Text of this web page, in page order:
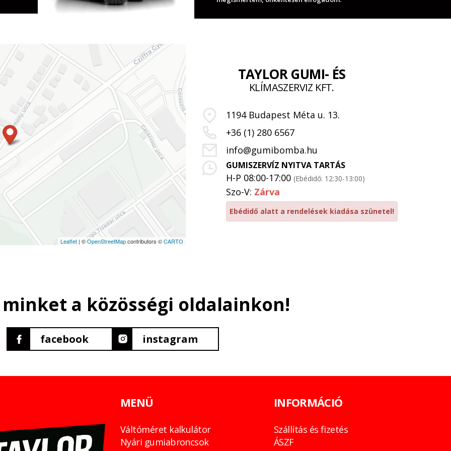
Leaflet | ©OpenStreetMapcontributors ©CARTO
TAYLOR GUMI- ÉS
KLÍMASZERVIZ KFT.
1194 Budapest Méta u. 13.
+36 (1) 280 6567
info@gumibomba.hu
GUMISZERVÍZ NYITVA TARTÁS
H-P 08:00-17:00 (Ebédidő: 12:30-13:00)
Szo-V: Zárva
Ebédidő alatt a rendelések kiadása szünetel!
minket a közösségi oldalainkon!
facebook instagram
MENÜ
Váltóméret kalkulátor
Nyári gumiabroncsok
INFORMÁCIÓ
Szállítás és fizetés
ÁSZF